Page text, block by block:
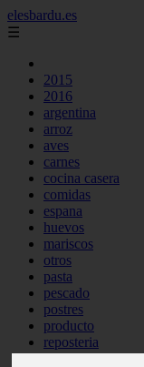
elesbardu.es
☰
2015
2016
argentina
arroz
aves
carnes
cocina casera
comidas
espana
huevos
mariscos
otros
pasta
pescado
postres
producto
reposteria
tag